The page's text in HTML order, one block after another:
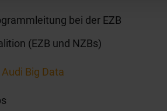
bei der EZB
(EZB und NZBs)
Big Data